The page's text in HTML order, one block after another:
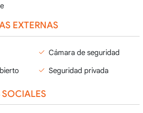
EXTERNAS
Cámara de seguridad
Seguridad privada